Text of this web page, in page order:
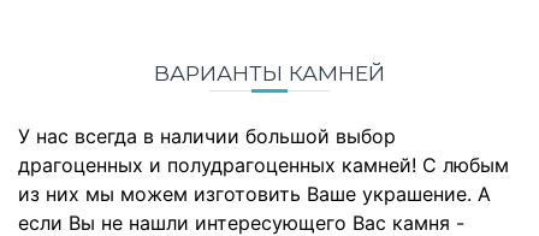
ВАРИАНТЫ КАМНЕЙ
У нас всегда в наличии большой выбор
драгоценных и полудрагоценных камней! С любым
из них мы можем изготовить Ваше украшение. А
если Вы не нашли интересующего Вас камня -